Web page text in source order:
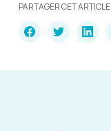
PARTAGER CET ARTICLE